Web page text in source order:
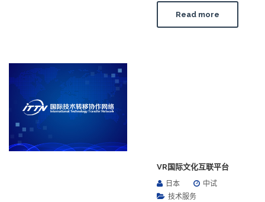
Read more
VR国际文化互联平台
日本
中试
技术服务